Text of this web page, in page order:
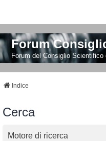
Forum
Forum del Consiglio Scientifico
Indice
Cerca
Motore di ricerca